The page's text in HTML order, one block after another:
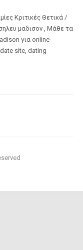
Κριτικές Θετικά /
μαδισον , Μάθε τα
για online
site, dating